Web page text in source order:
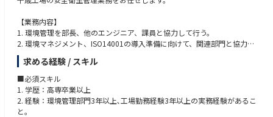
石油製品の生産比率を高め、安定した供給に努めています。
■原油精製能力は、1日あたり15万バレル。1年間で札幌ドーム約5.5杯分
の原油を精製しています。
＜出光興産の製油所・事業所について＞
自動車の燃料となる「ガソリン」、石油ストーブなどの燃料となる「灯
油」、トラックの燃料となる「軽油」、工場のボイラーや船舶の燃料とな
る「重油」など、生活のあらゆるエネルギー・動力を支える「石油製品」
を生産しています。
【業務内容】
1. 環境管理を部長、他のエンジニア、課員と協力して行う。
2. 環境マネジメント、ISO14001の導入準備に向けて、関連部門と協力し
て必要な情報を収
集、整理および管理する業務。
3. 従業員にISO14001に関する教育・訓練を実施し、理解と遵守を促進す
る業務。
4. 環境委員会の運営業務。
5. 内部監査の管理および実施業務
求める経験 / スキル
■必須スキル
1. 学歴：高専卒業以上
2. 経験：環境管理部門3年以上､工場勤務経験3年以上の実務経験があるこ
と。